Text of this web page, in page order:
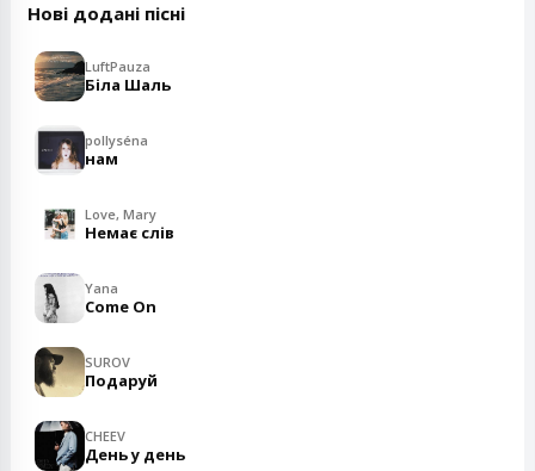
Нові додані пісні
LuftPauza
Біла Шаль
pollyséna
нам
Love, Mary
Немає слів
Yana
Come On
SUROV
Подаруй
CHEEV
День у день